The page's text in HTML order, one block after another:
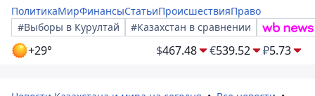
ПолитикаМирФинансыСтатьиПроисшествияПраво
#Выборы в Курултай
#Казахстан в сравнении
+29° $467.48 €539.52 ₽5.73